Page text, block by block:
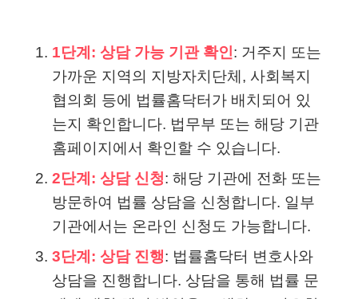
1단계: 상담 가능 기관 확인: 거주지 또는
가까운 지역의 지방자치단체, 사회복지
협의회 등에 법률홈닥터가 배치되어 있
는지 확인합니다. 법무부 또는 해당 기관
홈페이지에서 확인할 수 있습니다.
2단계: 상담 신청: 해당 기관에 전화 또는
방문하여 법률 상담을 신청합니다. 일부
기관에서는 온라인 신청도 가능합니다.
3단계: 상담 진행: 법률홈닥터 변호사와
상담을 진행합니다. 상담을 통해 법률 문